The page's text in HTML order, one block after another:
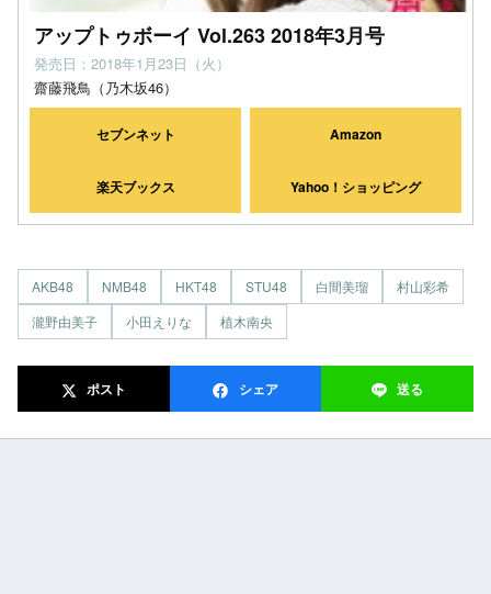
アップトゥボーイ Vol.263 2018年3月号
発売日：2018年1月23日（火）
齋藤飛鳥（乃木坂46）
セブンネット Amazon
楽天ブックス Yahoo！ショッピング
AKB48 NMB48 HKT48 STU48 白間美瑠
村山彩希
瀧野由美子
小田えりな 植木南央
ポスト シェア 送る